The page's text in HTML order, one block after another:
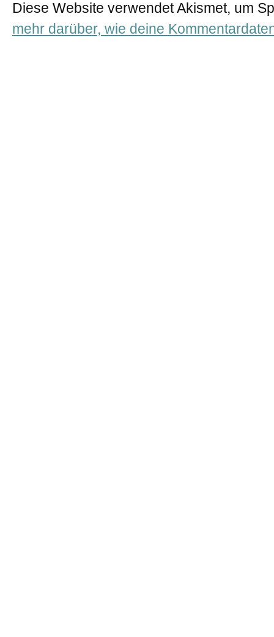
Diese Website verwendet Akismet, um
mehr darüber, wie deine